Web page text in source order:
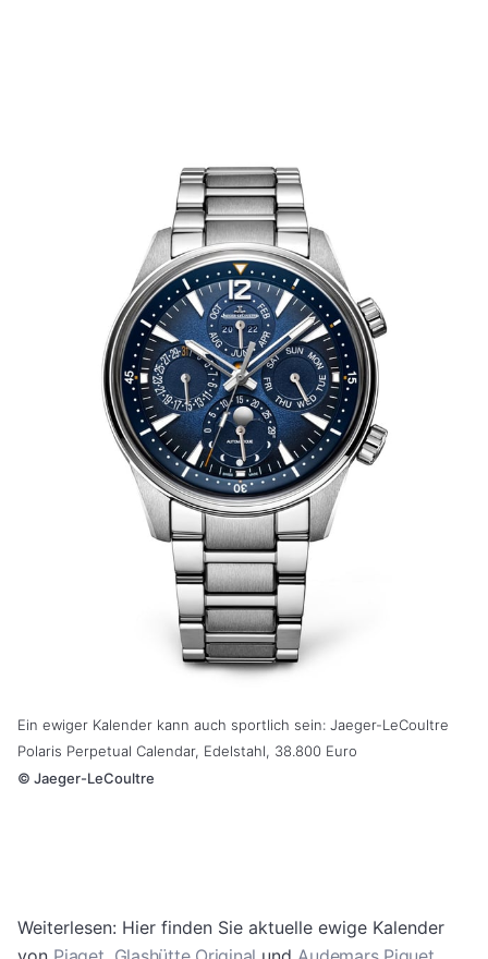
Ein ewiger Kalender kann auch sportlich sein: Jaeger-LeCoultre
Polaris Perpetual Calendar, Edelstahl, 38.800 Euro
© Jaeger-LeCoultre
Weiterlesen: Hier finden Sie aktuelle ewige Kalender